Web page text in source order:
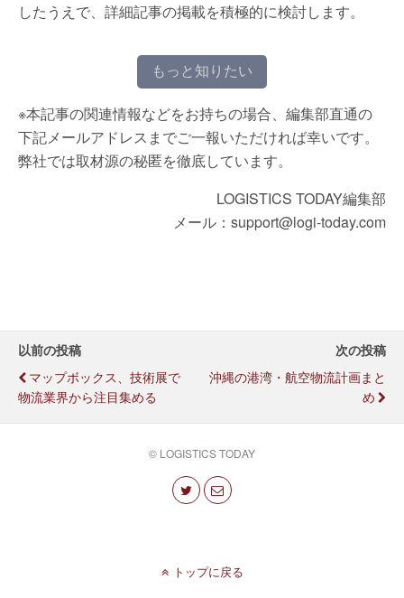
したうえで、詳細記事の掲載を積極的に検討します。
もっと知りたい
※本記事の関連情報などをお持ちの場合、編集部直通の
下記メールアドレスまでご一報いただければ幸いです。
弊社では取材源の秘匿を徹底しています。
LOGISTICS TODAY編集部
メール：support@logi-today.com
以前の投稿
マップボックス、技術展で
物流業界から注目集める
次の投稿
沖縄の港湾・航空物流計画まと
め
© LOGISTICS TODAY
トップに戻る